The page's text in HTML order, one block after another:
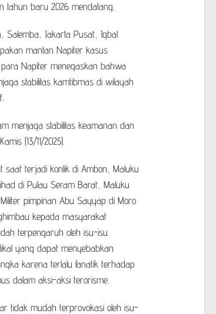
tahun baru 2026 mendatang.
Salemba, Jakarta Pusat, Iqbal
mantan Napiter kasus
Napiter menegaskan bahwa
stabilitas kamtibmas di wilayah
menjaga stabilitas keamanan dan
(13/11/2025).
saat terjadi konlik di Ambon, Maluku
di Pulau Seram Barat, Maluku
pimpinan Abu Sayyap di Moro
kepada masyarakat
terpengaruh oleh isu-isu
yang dapat menyebabkan
karena terlalu fanatik terhadap
dalam aksi-aksi terorisme.
tidak mudah terprovokasi oleh isu-